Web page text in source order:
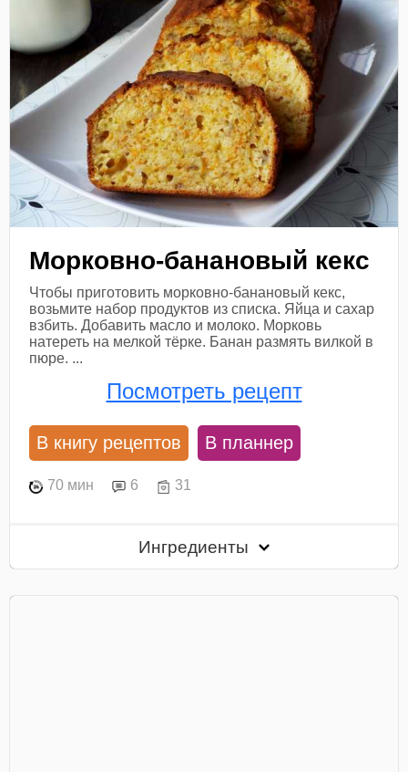
Морковно-банановый кекс
Чтобы приготовить морковно-банановый кекс,
возьмите набор продуктов из списка. Яйца и сахар
взбить. Добавить масло и молоко. Морковь
натереть на мелкой тёрке. Банан размять вилкой в
пюре. ...
Посмотреть рецепт
В книгу рецептов В планнер
70 мин 6 31
Ингредиенты